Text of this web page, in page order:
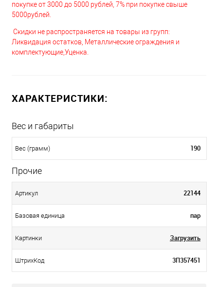
покупке от 3000 до 5000 рублей, 7% при покупке свыше
5000рублей.
Скидки не распространяется на товары из групп:
Ликвидация остатков, Металлические ограждения и
комплектующие,Уценка.
ХАРАКТЕРИСТИКИ:
Вес и габариты
Вес (грамм) 190
Прочие
Артикул 22144
Базовая единица пар
Картинки Загрузить
ШтрихКод 3П357451